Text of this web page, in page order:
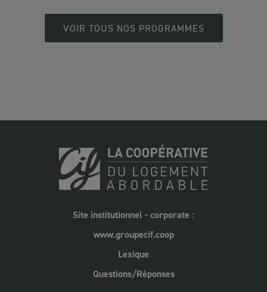
VOIR TOUS NOS PROGRAMMES
Site institutionnel - corporate :
www.groupecif.coop
Lexique
Questions/Réponses